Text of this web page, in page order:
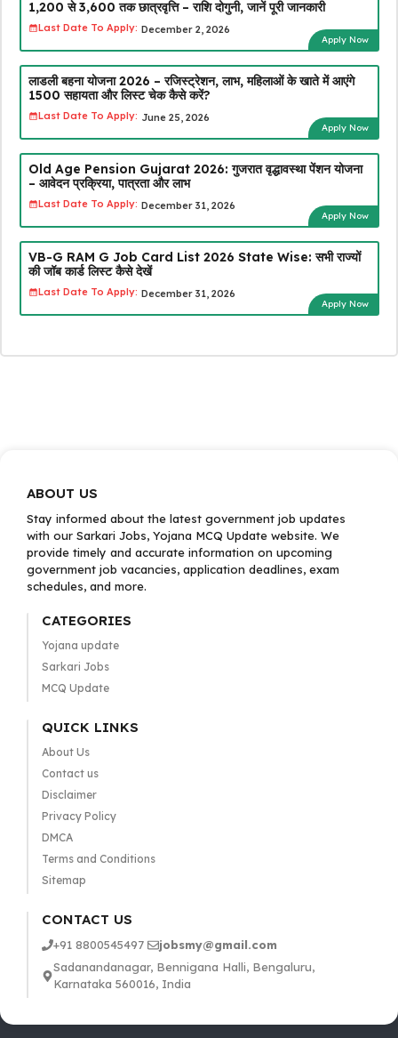
₹1,200 से ₹3,600 तक छात्रवृत्ति – राशि दोगुनी, जानें पूरी जानकारी
Last Date To Apply: December 2, 2026
Apply Now
लाडली बहना योजना 2026 – रजिस्ट्रेशन, लाभ, महिलाओं के खाते में आएंगे
₹1500 सहायता और लिस्ट चेक कैसे करें?
Last Date To Apply: June 25, 2026
Apply Now
Old Age Pension Gujarat 2026: गुजरात वृद्धावस्था पेंशन योजना
– आवेदन प्रक्रिया, पात्रता और लाभ
Last Date To Apply: December 31, 2026
Apply Now
VB-G RAM G Job Card List 2026 State Wise: सभी राज्यों
की जॉब कार्ड लिस्ट कैसे देखें
Last Date To Apply: December 31, 2026
Apply Now
ABOUT US
Stay informed about the latest government job updates
with our Sarkari Jobs, Yojana MCQ Update website. We
provide timely and accurate information on upcoming
government job vacancies, application deadlines, exam
schedules, and more.
CATEGORIES
Yojana update
Sarkari Jobs
MCQ Update
QUICK LINKS
About Us
Contact us
Disclaimer
Privacy Policy
DMCA
Terms and Conditions
Sitemap
CONTACT US
+91 8800545497
jobsmy@gmail.com
Sadanandanagar, Bennigana Halli, Bengaluru,
Karnataka 560016, India